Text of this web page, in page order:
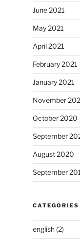
June 2021
May 2021
April 2021
February 2021
January 2021
November
October 2020
September
August 2020
September
CATEGORIES
english(2)